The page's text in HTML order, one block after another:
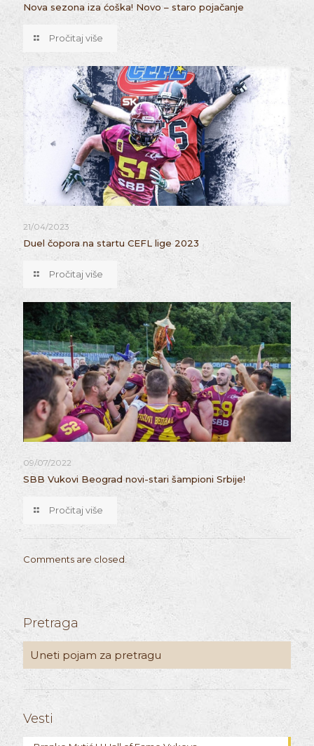
Nova sezona iza ćoška! Novo – staro pojačanje
Pročitaj više
21/04/2023
Duel čopora na startu CEFL lige 2023
Pročitaj više
09/07/2022
SBB Vukovi Beograd novi-stari šampioni Srbije!
Pročitaj više
Comments are closed.
Pretraga
Vesti